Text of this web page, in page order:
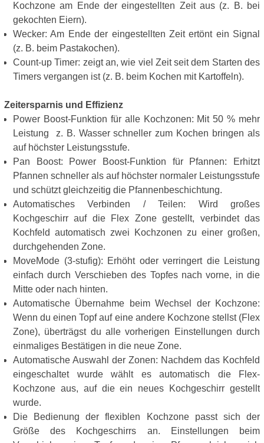
Kochzone am Ende der eingestellten Zeit aus (z. B. bei
gekochten Eiern).
Wecker: Am Ende der eingestellten Zeit ertönt ein Signal
(z. B. beim Pastakochen).
Count-up Timer: zeigt an, wie viel Zeit seit dem Starten des
Timers vergangen ist (z. B. beim Kochen mit Kartoffeln).
Zeitersparnis und Effizienz
Power Boost-Funktion für alle Kochzonen: Mit 50 % mehr
Leistung z. B. Wasser schneller zum Kochen bringen als
auf höchster Leistungsstufe.
Pan Boost: Power Boost-Funktion für Pfannen: Erhitzt
Pfannen schneller als auf höchster normaler Leistungsstufe
und schützt gleichzeitig die Pfannenbeschichtung.
Automatisches Verbinden / Teilen: Wird großes
Kochgeschirr auf die Flex Zone gestellt, verbindet das
Kochfeld automatisch zwei Kochzonen zu einer großen,
durchgehenden Zone.
MoveMode (3-stufig): Erhöht oder verringert die Leistung
einfach durch Verschieben des Topfes nach vorne, in die
Mitte oder nach hinten.
Automatische Übernahme beim Wechsel der Kochzone:
Wenn du einen Topf auf eine andere Kochzone stellst (Flex
Zone), überträgst du alle vorherigen Einstellungen durch
einmaliges Bestätigen in die neue Zone.
Automatische Auswahl der Zonen: Nachdem das Kochfeld
eingeschaltet wurde wählt es automatisch die Flex-
Kochzone aus, auf die ein neues Kochgeschirr gestellt
wurde.
Die Bedienung der flexiblen Kochzone passt sich der
Größe des Kochgeschirrs an. Einstellungen beim